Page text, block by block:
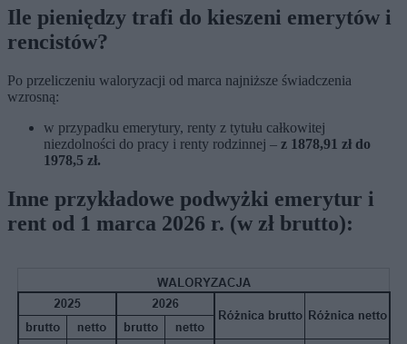
Ile pieniędzy trafi do kieszeni emerytów i
rencistów?
Po przeliczeniu waloryzacji od marca najniższe świadczenia
wzrosną:
w przypadku emerytury, renty z tytułu całkowitej
niezdolności do pracy i renty rodzinnej – z 1878,91 zł do
1978,5 zł.
Inne przykładowe podwyżki emerytur i
rent od 1 marca 2026 r. (w zł brutto):